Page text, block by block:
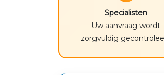
Specialisten
Uw aanvraag wordt
zorgvuldig